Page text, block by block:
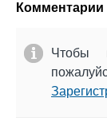
Комментарии
Чтобы